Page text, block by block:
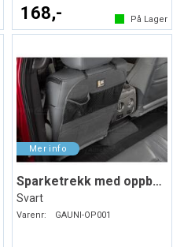
168,- På Lager
Sparketrekk med oppbevaring
Svart
Varenr: GAUNI-OP001